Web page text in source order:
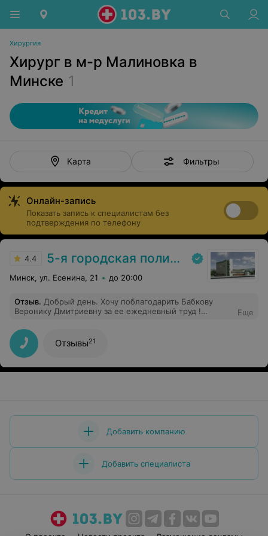
Хирургия
Хирург в м-р Малиновка в
Минске 1
Карта Фильтры
Онлайн-запись
Показать запись к специалистам без
подтверждения по телефону
4.4 5-я городская поликлиника
Минск, ул. Есенина, 21 до 20:00
Отзыв. Добрый день. Хочу поблагодарить Бабкову
Веронику Дмитриевну за ее ежедневный труд !
работаете в 5 поликлинике . Вы невероятная и золотой
доктор.
Еще
Отзывы21
Добавить компанию
Добавить специалиста